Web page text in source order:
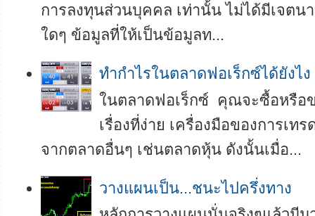
การลงทุนส่วนบุคคล เท่านั้น ไม่ได้มีเจตน
ใดๆ ข้อมูลที่ให้เป็นข้อมูลท...
ทำกำไรในตลาดฟอเร็กซ์ได้ยังไง
ในตลาดฟอเร็กซ์ คุณจะซื้อหรือ
เรื่องที่ง่าย เครื่องมือของการเท
จากตลาดอื่นๆ เช่นตลาดหุ้น ดังนั้นเมื่อ...
วางแผนเป็น...ชนะไปครึ่งทาง